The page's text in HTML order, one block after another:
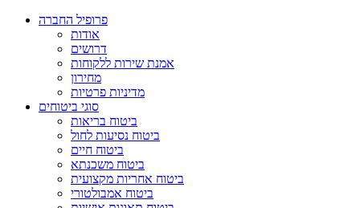
פרופיל החברה
אודות
דרושים
אמנת שירות ללקוחות
מחירון
מדיניות פרטיות
סוגי ביטוחים
ביטוח בריאות
ביטוח נסיעות לחול
ביטוח חיים
ביטוח משכנתא
ביטוח אחריות מקצועית
ביטוח אמבולטורי